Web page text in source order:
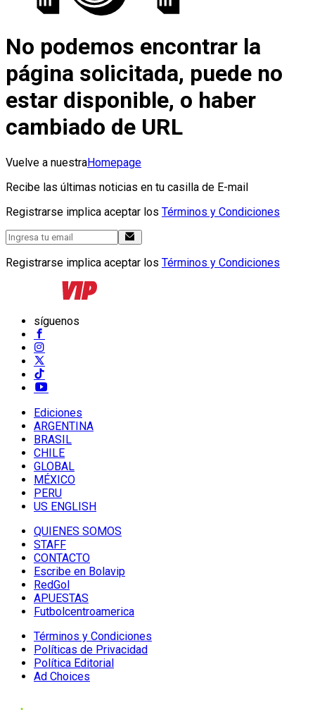
No podemos encontrar la
página solicitada, puede no
estar disponible, o haber
cambiado de URL
Vuelve a nuestraHomepage
Recibe las últimas noticias en tu casilla de E-mail
Registrarse implica aceptar los Términos y Condiciones
Registrarse implica aceptar los Términos y Condiciones
síguenos
Ediciones
ARGENTINA
BRASIL
CHILE
GLOBAL
MÉXICO
PERU
US ENGLISH
QUIENES SOMOS
STAFF
CONTACTO
Escribe en Bolavip
RedGol
APUESTAS
Futbolcentroamerica
Términos y Condiciones
Políticas de Privacidad
Política Editorial
Ad Choices